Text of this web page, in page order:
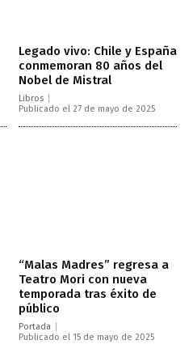
Legado vivo: Chile y España
conmemoran 80 años del
Nobel de Mistral
Libros
Publicado el 27 de mayo de 2025
“Malas Madres” regresa a
Teatro Mori con nueva
temporada tras éxito de
público
Portada
Publicado el 15 de mayo de 2025